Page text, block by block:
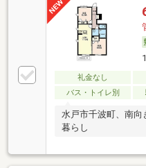
礼金なし
バス・トイレ別
水戸市千波町、南向
暮らし